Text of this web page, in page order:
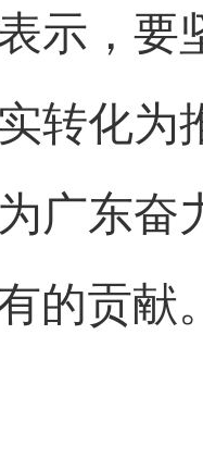
示，要
转化为
广东奋
的贡献